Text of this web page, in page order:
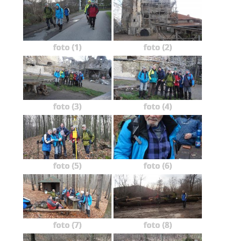
foto (1) foto (2)
foto (3) foto (4)
foto (5) foto (6)
foto (7) foto (8)